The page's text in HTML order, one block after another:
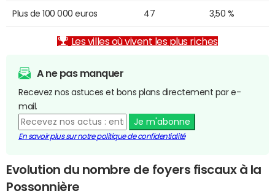
Plus de 100 000 euros 47 3,50 %
Les villes où vivent les plus riches
A ne pas manquer
Recevez nos astuces et bons plans directement par e-
mail.
Je m'abonne
En savoir plus sur notre politique de confidentialité
Evolution du nombre de foyers fiscaux à la
Possonnière